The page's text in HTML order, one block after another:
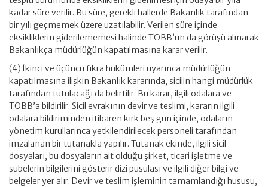
kadar süre verilir. Bu süre, gerekli hallerde Bakanlık tarafından
bir yılı geçmemek üzere uzatılabilir. Verilen süre içinde
eksikliklerin giderilememesi halinde TOBB’un da görüşü alınarak
Bakanlıkça müdürlüğün kapatılmasına karar verilir.
(4) İkinci ve üçüncü fıkra hükümleri uyarınca müdürlüğün
kapatılmasına ilişkin Bakanlık kararında, sicilin hangi müdürlük
tarafından tutulacağı da belirtilir. Bu karar, ilgili odalara ve
TOBB’a bildirilir. Sicil evrakının devir ve teslimi, kararın ilgili
odalara bildiriminden itibaren kırk beş gün içinde, odaların
yönetim kurullarınca yetkilendirilecek personeli tarafından
imzalanan bir tutanakla yapılır. Tutanak ekinde; ilgili sicil
dosyaları, bu dosyaların ait olduğu şirket, ticari işletme ve
şubelerin bilgilerini gösterir dizi pusulası ve ilgili diğer bilgi ve
belgeler yer alır. Devir ve teslim işleminin tamamlandığı hususu,